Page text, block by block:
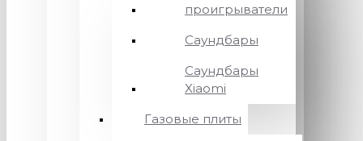
проигрыватели
Саундбары
Саундбары
Xiaomi
Газовые плиты